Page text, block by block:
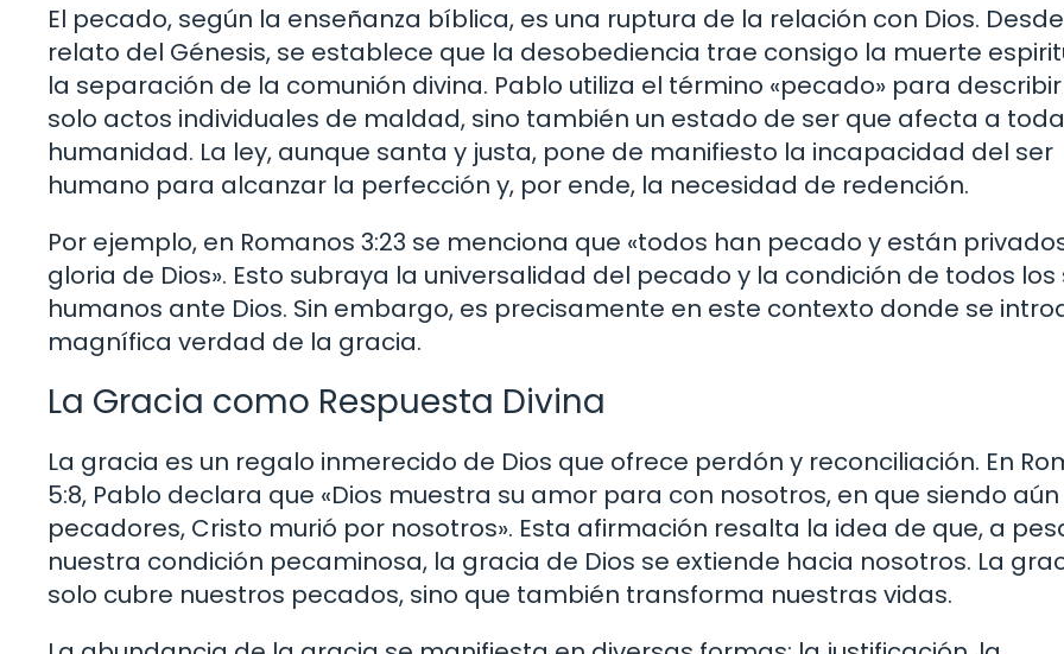
El pecado, según la enseñanza bíblica, es una ruptura de la relación con Dios.
relato del Génesis, se establece que la desobediencia trae consigo la muerte
la separación de la comunión divina. Pablo utiliza el término «pecado» para
solo actos individuales de maldad, sino también un estado de ser que afecta a
humanidad. La ley, aunque santa y justa, pone de manifiesto la incapacidad del ser
humano para alcanzar la perfección y, por ende, la necesidad de redención.
Por ejemplo, en Romanos 3:23 se menciona que «todos han pecado y están
gloria de Dios». Esto subraya la universalidad del pecado y la condición de todos los
humanos ante Dios. Sin embargo, es precisamente en este contexto donde se
magnífica verdad de la gracia.
La Gracia como Respuesta Divina
La gracia es un regalo inmerecido de Dios que ofrece perdón y reconciliación. En
5:8, Pablo declara que «Dios muestra su amor para con nosotros, en que siendo aún
pecadores, Cristo murió por nosotros». Esta afirmación resalta la idea de que, a
nuestra condición pecaminosa, la gracia de Dios se extiende hacia nosotros. La
solo cubre nuestros pecados, sino que también transforma nuestras vidas.